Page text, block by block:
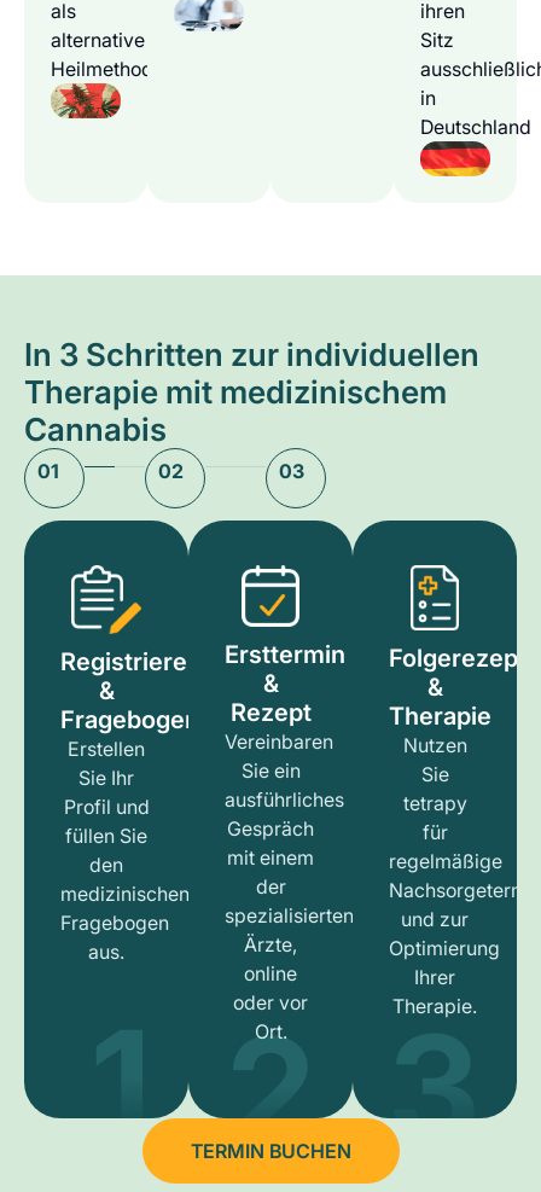
als
alternative
Heilmethode
ihren
Sitz
in
Deutschland
In 3 Schritten zur individuellen
Therapie mit medizinischem
Cannabis
01 02 03
Registrieren
&
Fragebogen
Erstellen
Sie Ihr
Profil und
füllen Sie
den
medizinischen
Fragebogen
aus.
1
Ersttermin
&
Rezept
Vereinbaren
Sie ein
ausführliches
Gespräch
mit einem
der
spezialisierten
Ärzte,
online
oder vor
Ort.
2
Folgerezept
&
Therapie
Nutzen
Sie
tetrapy
für
regelmäßige
und zur
Optimierung
Ihrer
Therapie.
3
TERMIN BUCHEN